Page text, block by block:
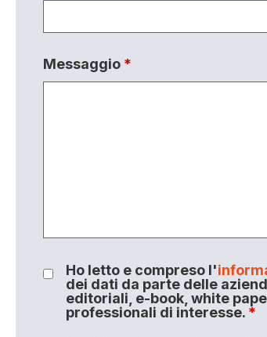
Messaggio *
Ho letto e compreso l'
dei dati da parte delle
editoriali, e-book, white
professionali di interesse. *